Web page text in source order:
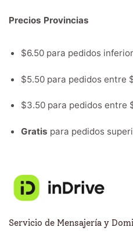
Precios Provincias
$6.50 para pedidos
$5.50 para pedidos entre
$3.50 para pedidos entre
Gratis para pedidos
Servicio de Mensajería y